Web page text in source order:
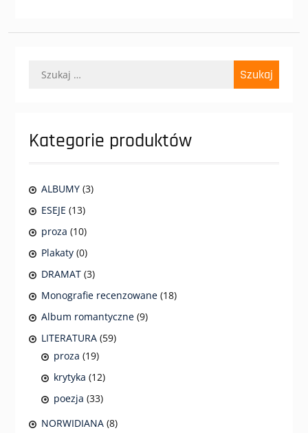
Kategorie produktów
ALBUMY (3)
ESEJE (13)
proza (10)
Plakaty (0)
DRAMAT (3)
Monografie recenzowane (18)
Album romantyczne (9)
LITERATURA (59)
proza (19)
krytyka (12)
poezja (33)
NORWIDIANA (8)